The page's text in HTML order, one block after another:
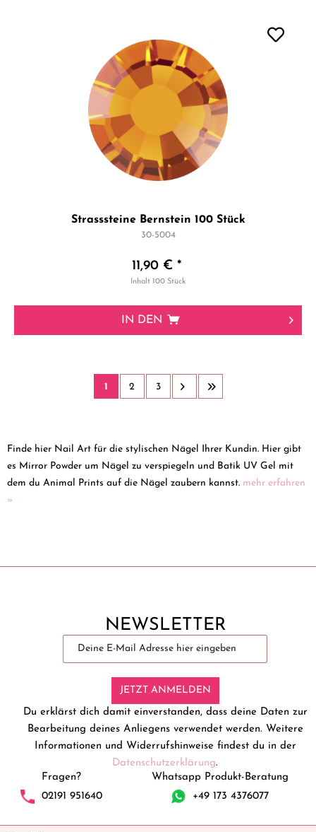
Strasssteine Bernstein 100 Stück
30-5004
11,90 € *
Inhalt100 Stück
IN DEN
1 2 3
Finde hier Nail Art für die stylischen Nägel Ihrer Kundin. Hier gibt
es Mirror Powder um Nägel zu verspiegeln und Batik UV Gel mit
dem du Animal Prints auf die Nägel zaubern kannst. mehr erfahren
»
NEWSLETTER
JETZT ANMELDEN
Du erklärst dich damit einverstanden, dass deine Daten zur
Bearbeitung deines Anliegens verwendet werden. Weitere
Informationen und Widerrufshinweise findest du in der
Datenschutzerklärung.
Fragen?
02191 951640
Whatsapp Produkt-Beratung
+49 173 4376077